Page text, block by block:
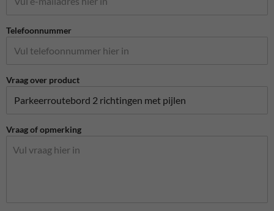
Telefoonnummer
Vraag over product
Vraag of opmerking